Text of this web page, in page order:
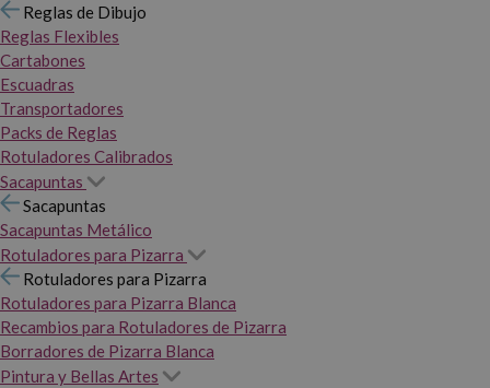
Reglas de Dibujo
Reglas Flexibles
Cartabones
Escuadras
Transportadores
Packs de Reglas
Rotuladores Calibrados
Sacapuntas
Sacapuntas
Sacapuntas Metálico
Rotuladores para Pizarra
Rotuladores para Pizarra
Rotuladores para Pizarra Blanca
Recambios para Rotuladores de Pizarra
Borradores de Pizarra Blanca
Pintura y Bellas Artes